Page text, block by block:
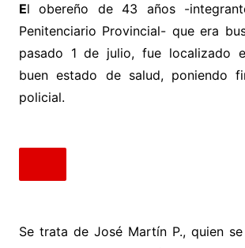
El obereño de 43 años -
Penitenciario Provincial- que era
pasado 1 de julio, fue localizado
buen estado de salud, poniendo
policial.
Se trata de José Martín P., quien